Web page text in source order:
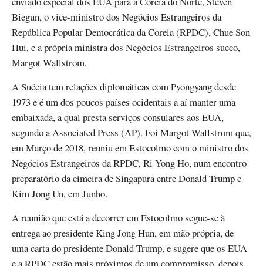
Biegun, o vice-ministro dos Negócios Estrangeiros da
República Popular Democrática da Coreia (RPDC), Chue Son
Hui, e a própria ministra dos Negócios Estrangeiros sueco,
Margot Wallstrom.
A Suécia tem relações diplomáticas com Pyongyang desde
1973 e é um dos poucos países ocidentais a aí manter uma
embaixada, a qual presta serviços consulares aos EUA,
segundo a Associated Press (AP). Foi Margot Wallstrom que,
em Março de 2018, reuniu em Estocolmo com o ministro dos
Negócios Estrangeiros da RPDC, Ri Yong Ho, num encontro
preparatório da cimeira de Singapura entre Donald Trump e
Kim Jong Un, em Junho.
A reunião que está a decorrer em Estocolmo segue-se à
entrega ao presidente King Jong Hun, em mão própria, de
uma carta do presidente Donald Trump, e sugere que os EUA